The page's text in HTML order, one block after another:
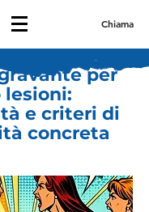
Chiama
per
e criteri di
concreta